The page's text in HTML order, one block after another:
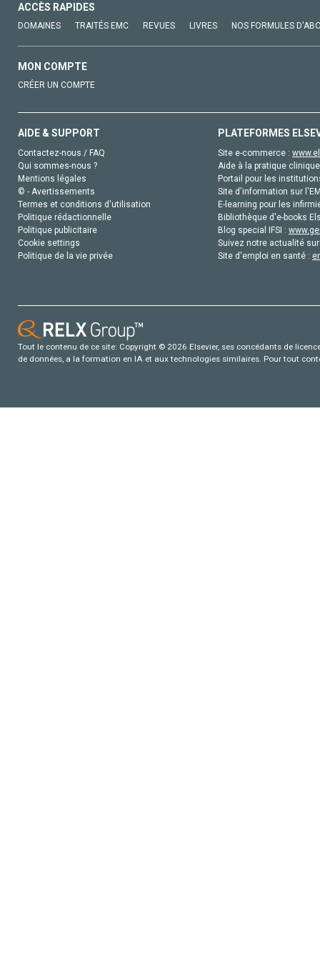
ACCÈS RAPIDES
DOMAINES TRAITÉS EMC REVUES LIVRES NOS FORMULES
MON COMPTE
CRÉER UN COMPTE
AIDE & SUPPORT
Contactez-nous / FAQ
Qui sommes-nous ?
Mentions légales
© - Avertissements
Termes et conditions d'utilisation
Politique rédactionnelle
Politique publicitaire
Cookie settings
Politique de la vie privée
PLATEFORMES
Site e-commerce :
Aide à la pratique
Portail pour les
Site d'information sur
E-learning pour les
Bibliothèque d'e-books
Blog special IFSI :
Suivez notre actualité
Site d'emploi en santé :
Tout le contenu de ce site: Copyright © 2026 Elsevier, ses concédants de
de données, a la formation en IA et aux technologies similaires. Pour tout